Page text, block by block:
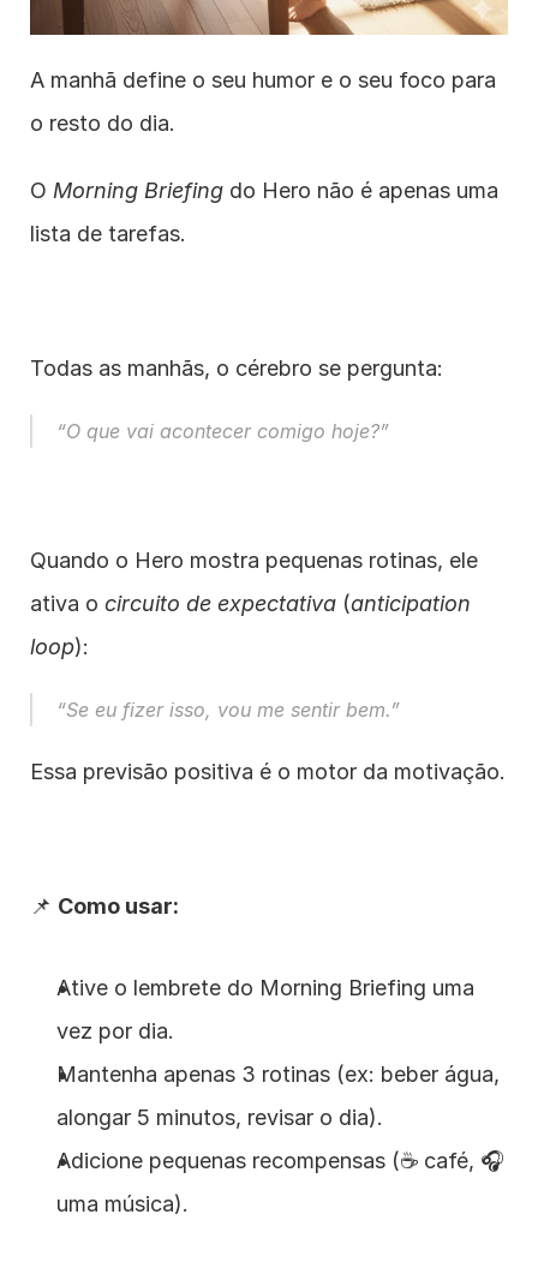
A manhã define o seu humor e o seu foco para
o resto do dia.
O Morning Briefing do Hero não é apenas uma
lista de tarefas.
Todas as manhãs, o cérebro se pergunta:
“O que vai acontecer comigo hoje?”
Quando o Hero mostra pequenas rotinas, ele
ativa o circuito de expectativa (anticipation
loop):
“Se eu fizer isso, vou me sentir bem.”
Essa previsão positiva é o motor da motivação.
📌 Como usar:
Ative o lembrete do Morning Briefing uma
vez por dia.
Mantenha apenas 3 rotinas (ex: beber água,
alongar 5 minutos, revisar o dia).
Adicione pequenas recompensas (☕ café, 🎧
uma música).